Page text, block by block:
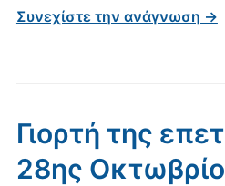
Συνεχίστε την ανάγνωση →
Γιορτή της
28ης